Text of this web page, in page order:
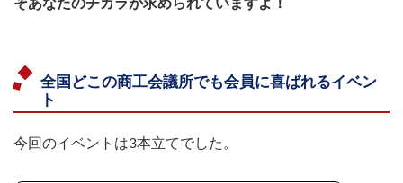
そあなたのチカラが求められていますよ！
全国どこの商工会議所でも会員に喜ばれるイベン
ト
今回のイベントは3本立てでした。